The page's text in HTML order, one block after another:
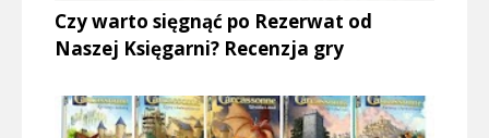
Czy warto sięgnąć po Rezerwat od
Naszej Księgarni? Recenzja gry